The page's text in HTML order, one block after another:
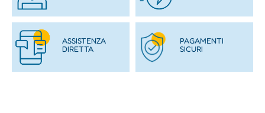
ASSISTENZA
DIRETTA
PAGAMENTI
SICURI